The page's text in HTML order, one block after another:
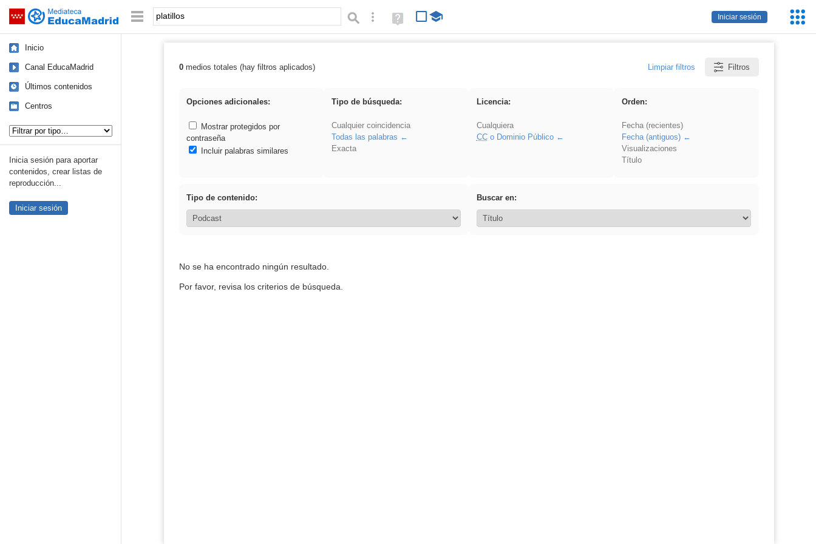
Saltar navegación
Iniciar sesión
Palabra o frase: Búsqueda avanzada
Ayuda
(en
Inicio
Canal EducaMadrid
Últimos contenidos
Centros
Inicia sesión para aportar
contenidos, crear listas de
reproducción...
Iniciar sesión
Resultados de: platillos
0medios totales (hay filtros aplicados) Limpiar filtros Filtros
Opciones adicionales:
Mostrar protegidos por
contraseña
Incluir palabras similares
Tipo de búsqueda:
Cualquier coincidencia
Todas las palabras
Exacta
Licencia:
Cualquiera
CCo Dominio Público
Orden:
Fecha (recientes)
Fecha (antiguos)
Visualizaciones
Título
Tipo de contenido: Buscar en:
No se ha encontrado ningún resultado.
Por favor, revisa los criterios de búsqueda.